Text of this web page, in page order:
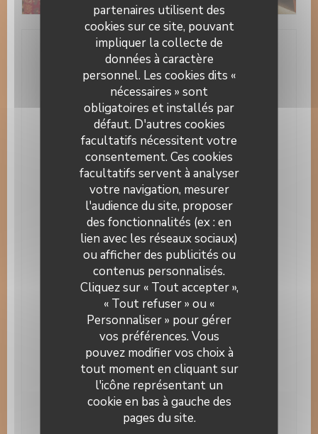
partenaires utilisent des
cookies sur ce site, pouvant
impliquer la collecte de
données à caractère
personnel. Les cookies dits «
nécessaires » sont
obligatoires et installés par
défaut. D'autres cookies
facultatifs nécessitent votre
consentement. Ces cookies
facultatifs servent à analyser
votre navigation, mesurer
l'audience du site, proposer
des fonctionnalités (ex : en
lien avec les réseaux sociaux)
ou afficher des publicités ou
contenus personnalisés.
Cliquez sur « Tout accepter »,
« Tout refuser » ou «
Personnaliser » pour gérer
vos préférences. Vous
pouvez modifier vos choix à
tout moment en cliquant sur
l'icône représentant un
cookie en bas à gauche des
pages du site.
Infos pratiques
Cuisine
Plat du Jour, Fait maison, Cuisine Traditionnelle,
Cuisine Familiale , Alsacienne
Type de restaurant
A emporter , Restaurant
Services
A emporter, Banquets, Chiens acceptés, menus en
plusieurs langues, Menus enfants, Menus
spécifiques, Parking gratuit, Parking privé, Parking
public gratuit, Plats à emporter, Produits faits
maison, Repas d'affaires ou soirées d'entreprises,
Repas de groupes sur réservation, Réservation
conseillée, Terrasse, très large game de vin,
Vestiaire
Moyens de paiement
Carte bancaire, Eurocard/Mastercard, Espèces,
Maestro, Visa, Chèques Vacances, Chèques,
American Express, Carte Bleue
Horaires
Auberge Au Cheval Blanc